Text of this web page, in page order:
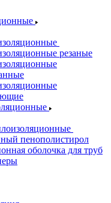
резаные
пенополистирол
оболочка для труб